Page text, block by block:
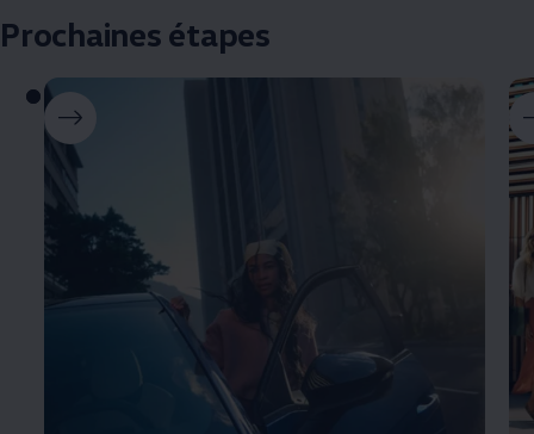
Prochaines étapes